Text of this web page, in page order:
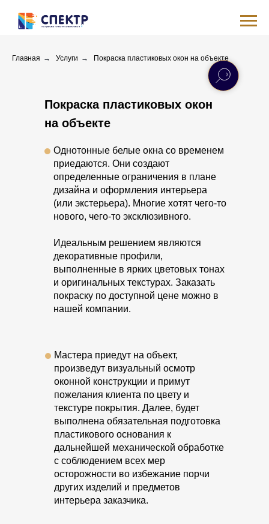
Главная → Услуги → Покраска пластиковых окон на объекте
Покраска пластиковых окон
на объекте
Однотонные белые окна со временем
приедаются. Они создают
определенные ограничения в плане
дизайна и оформления интерьера
(или экстерьера). Многие хотят чего-то
нового, чего-то эксклюзивного.
Идеальным решением являются
декоративные профили,
выполненные в ярких цветовых тонах
и оригинальных текстурах. Заказать
покраску по доступной цене можно в
нашей компании.
Мастера приедут на объект,
произведут визуальный осмотр
оконной конструкции и примут
пожелания клиента по цвету и
текстуре покрытия. Далее, будет
выполнена обязательная подготовка
пластикового основания к
дальнейшей механической обработке
с соблюдением всех мер
осторожности во избежание порчи
других изделий и предметов
интерьера заказчика.